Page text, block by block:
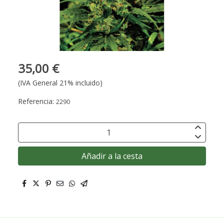
35,00 €
(IVA General 21% incluido)
Referencia: 2290
Añadir a la cesta